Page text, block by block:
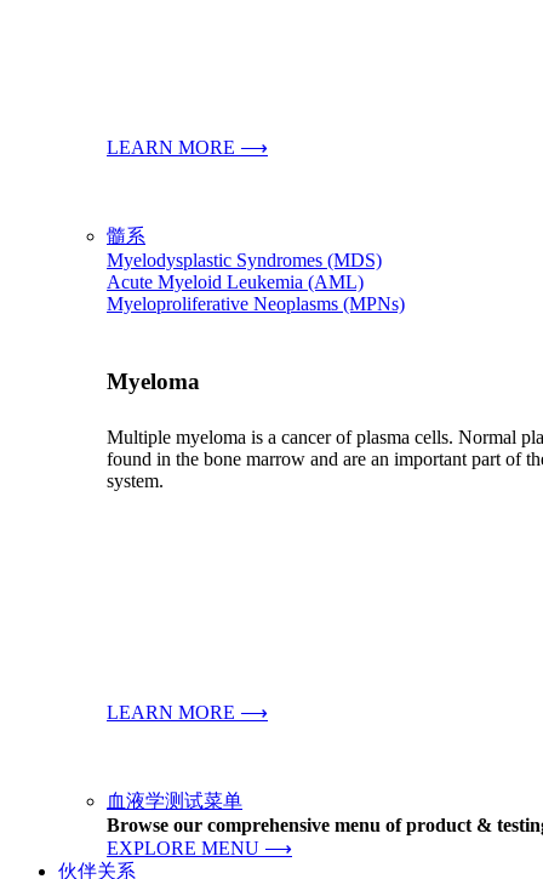
LEARN MORE ⟶
髓系
Myelodysplastic Syndromes (MDS)
Acute Myeloid Leukemia (AML)
Myeloproliferative Neoplasms (MPNs)
Myeloma
Multiple myeloma is a cancer of plasma cells. Normal
found in the bone marrow and are an important part of
system.
LEARN MORE ⟶
血液学测试菜单
Browse our comprehensive menu of product &
EXPLORE MENU ⟶
伙伴关系